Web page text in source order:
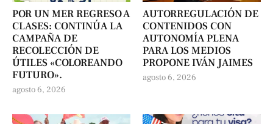
POR UN MER REGRESO A
CLASES: CONTINÚA LA
CAMPAÑA DE
RECOLECCIÓN DE
ÚTILES «COLOREANDO
FUTURO».
agosto 6, 2026
AUTORREGULACIÓN DE
CONTENIDOS CON
AUTONOMÍA PLENA
PARA LOS MEDIOS
PROPONE IVÁN JAIMES
agosto 6, 2026